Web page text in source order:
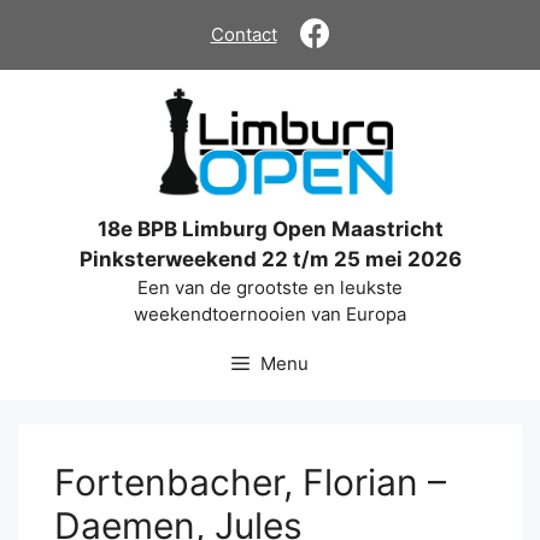
de
Contact
18e BPB Limburg Open Maastricht
Pinksterweekend 22 t/m 25 mei 2026
Een van de grootste en leukste
weekendtoernooien van Europa
Menu
Fortenbacher, Florian –
Daemen, Jules